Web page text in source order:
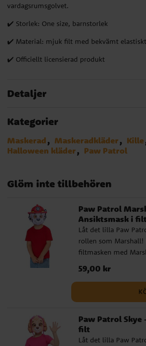
vardagsrumsgolvet.
✔️ Storlek: One size, barnstorlek
✔️ Material: mjuk filt med bekvämt
✔️ Officiellt licensierad produkt
Detaljer
Kategorier
Maskerad Maskeradkläder Kille
Halloween kläder
Paw Patrol
Glöm inte tillbehören
Paw Patrol
Ansiktsmask i filt
Låt det lilla Paw
rollen som Marshall!
filtmasken med
och röda
både på barnkalaset,
spännande Paw
vardagsrumsgolvet.
bekvämt elastiskt
Officiellt licensierad
Pris:59,00 kr
59,00 kr
Paw Patrol
filt
Låt det lilla Paw